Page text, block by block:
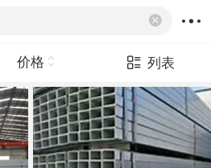
价格 列表